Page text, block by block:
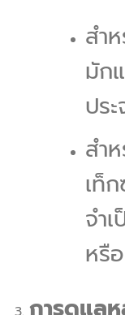
สำ
มัก
ปร
สำ
เท็
จำ
หรื
การดูแล